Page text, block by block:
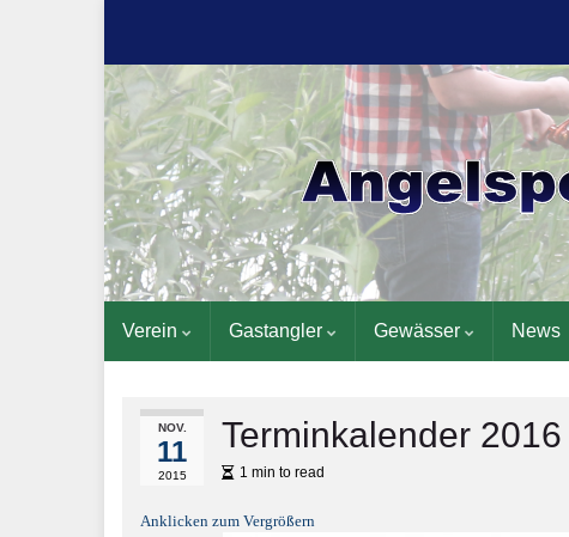
Verein Gastangler Gewässer News
NOV.
11
2015
Terminkalender 2016
1 min to read
Anklicken zum Vergrößern